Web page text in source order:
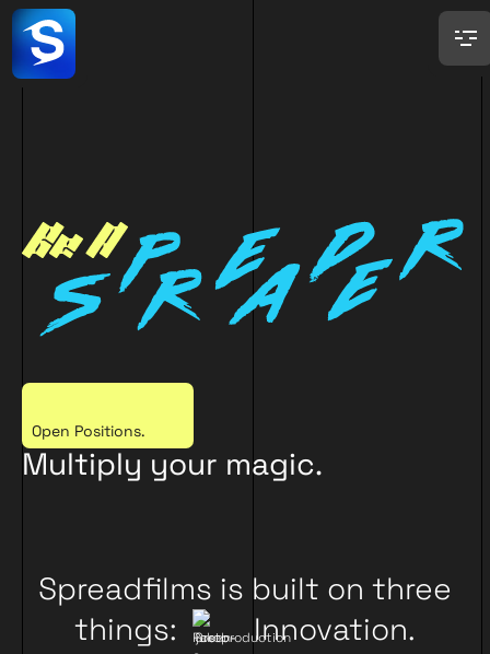
Open Positions.
Multiply your magic.
Spreadfilms is built on three
things:
Innovation.